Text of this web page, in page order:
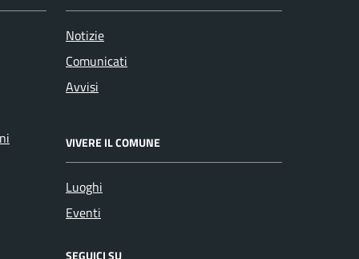
Notizie
Comunicati
Avvisi
VIVERE IL COMUNE
Luoghi
Eventi
SEGUICI SU